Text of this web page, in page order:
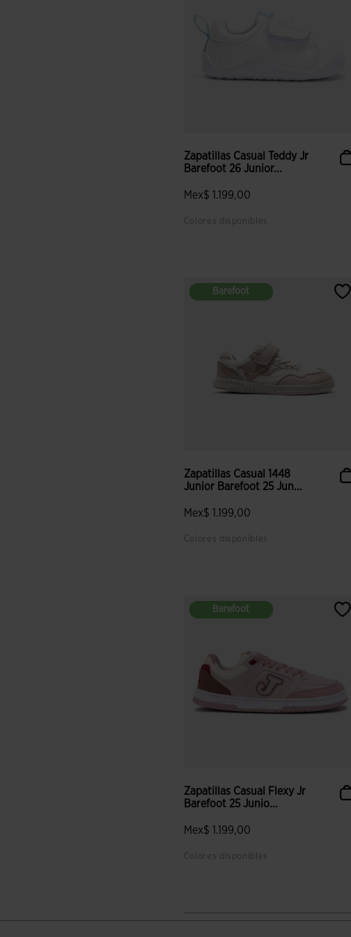
Zapatillas Casual Teddy Jr
Barefoot 26 Junior...
Mex$ 1.199,00
Colores disponibles
Barefoot
Barefoot
Zapatillas Casual 1448
Junior Barefoot 25 Jun...
Mex$ 1.199,00
Colores disponibles
Barefoot
Barefoot
Zapatillas Casual Flexy Jr
Barefoot 25 Junio...
Mex$ 1.199,00
Colores disponibles
4.6 sobre 5 de valoración de clientes